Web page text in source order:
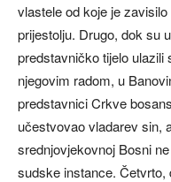
vlastele od koje je
prijestolju. Drugo, dok su
predstavničko tijelo
njegovim radom, u
predstavnici Crkve
učestvovao vladarev sin,
srednjovjekovnoj Bosni
sudske instance.